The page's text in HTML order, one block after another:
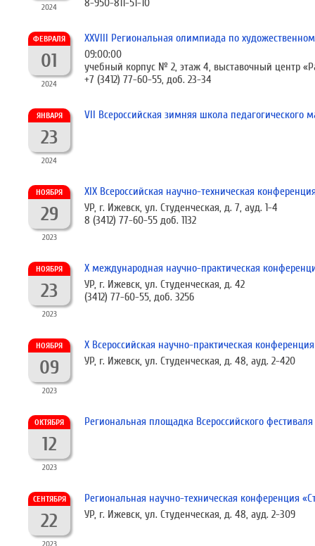
2024
8-950-811-51-10
ФЕВРАЛЯ
01
2024
ХХVIII Региональная олимпиада по
09:00:00
учебный корпус № 2, этаж 4, выставочный центр
+7 (3412) 77-60-55, доб. 23-34
ЯНВАРЯ
23
2024
VII Всероссийская зимняя школа педагогического
НОЯБРЯ
29
2023
XIX Всероссийская научно-техническая
УР, г. Ижевск, ул. Студенческая, д. 7, ауд. 1-4
8 (3412) 77-60-55 доб. 1132
НОЯБРЯ
23
2023
X международная научно-практическая
УР, г. Ижевск, ул. Студенческая, д. 42
(3412) 77-60-55, доб. 3256
НОЯБРЯ
09
2023
X Всероссийская научно-практическая
УР, г. Ижевск, ул. Студенческая, д. 48, ауд. 2-420
ОКТЯБРЯ
12
2023
Региональная площадка Всероссийского
СЕНТЯБРЯ
22
2023
Региональная научно-техническая конференция
УР, г. Ижевск, ул. Студенческая, д. 48, ауд. 2-309